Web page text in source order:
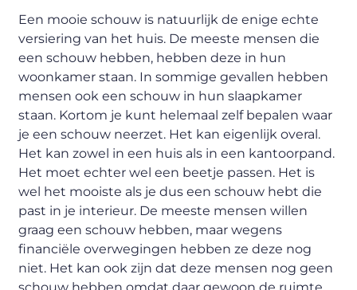
Een mooie schouw is natuurlijk de enige echte
versiering van het huis. De meeste mensen die
een schouw hebben, hebben deze in hun
woonkamer staan. In sommige gevallen hebben
mensen ook een schouw in hun slaapkamer
staan. Kortom je kunt helemaal zelf bepalen waar
je een schouw neerzet. Het kan eigenlijk overal.
Het kan zowel in een huis als in een kantoorpand.
Het moet echter wel een beetje passen. Het is
wel het mooiste als je dus een schouw hebt die
past in je interieur. De meeste mensen willen
graag een schouw hebben, maar wegens
financiële overwegingen hebben ze deze nog
niet. Het kan ook zijn dat deze mensen nog geen